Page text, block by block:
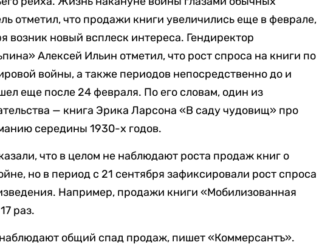
отметил, что продажи книги увеличились еще в феврале,
возник новый всплеск интереса. Гендиректор
Алексей Ильин отметил, что рост спроса на книги по
войны, а также периодов непосредственно до и
еще после 24 февраля. По его словам, один из
— книга Эрика Ларсона «В саду чудовищ» про
середины 1930-х годов.
что в целом не наблюдают роста продаж книг о
но в период с 21 сентября зафиксировали рост спроса
Например, продажи книги «Мобилизованная
раз.
общий спад продаж, пишет «Коммерсантъ».